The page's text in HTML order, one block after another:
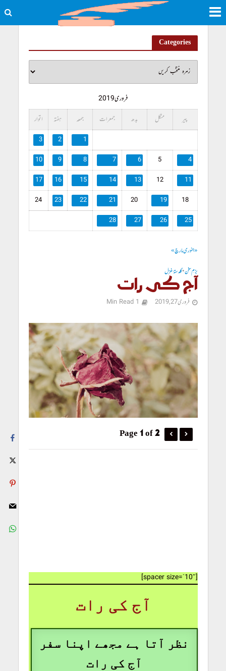
Categories
فروری 2019
پیر
منگل بدھ جمعرات جمعہ ہفتہ اتوار
1
2
3
4
5
6
7
8
9
10
11
12
13
14
15
16
17
18
19
20
21
22
23
24
25
26
27
28
« جنوریمارچ »
بزمِ سخن•گلدستۂ غزل
آج کی رات
فروری 27, 2019 1 Min Read
Page 1 of 2
[spacer size=”10″]
آج کی رات
نظر آتا ہے مجھے اپنا سفر
آج کی رات